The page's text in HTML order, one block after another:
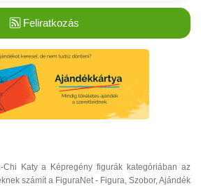
Feliratkozás
Chi Katy a Képregény figurák kategóriában az
számít a FiguraNet - Figura, Szobor, Ajándék